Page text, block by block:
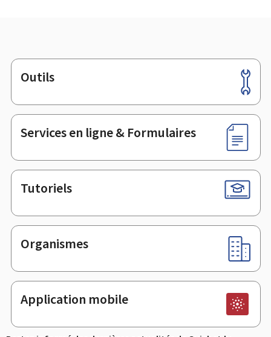
Pied
de
page
Outils
Services en ligne & Formulaires
Tutoriels
Organismes
Application mobile